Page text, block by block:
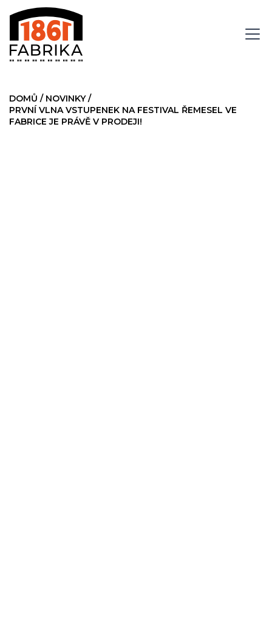
DOMŮ / NOVINKY/
PRVNÍ VLNA VSTUPENEK NA FESTIVAL ŘEMESEL VE
FABRICE JE PRÁVĚ V PRODEJI!